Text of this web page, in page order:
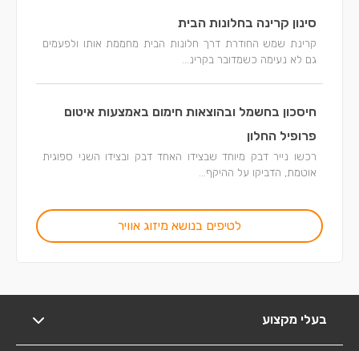
סינון קרינה בחלונות הבית
קרינת שמש החודרת דרך חלונות הבית מחממת אותו ולפעמים
גם לא נעימה כשמדובר בקרינ...
חיסכון בחשמל ובהוצאות חימום באמצעות איטום
פרופיל החלון
רכשו נייר דבק מיוחד שבצידו האחד דבק ובצידו השני ספוגית
אוטמת, הדביקו על ההיקף...
לטיפים בנושא מיזוג אוויר
בעלי מקצוע